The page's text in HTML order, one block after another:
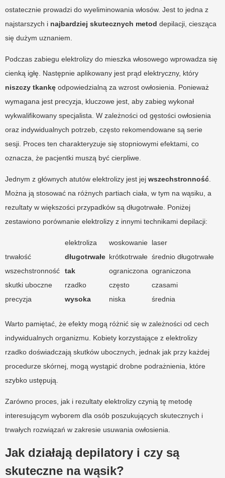
ostatecznie prowadzi do wyeliminowania włosów. Jest to jedna z
najstarszych i najbardziej skutecznych metod depilacji, ciesząca
się dużym uznaniem.
Podczas zabiegu elektrolizy do mieszka włosowego wprowadza się
cienką igłę. Następnie aplikowany jest prąd elektryczny, który
niszczy tkankę odpowiedzialną za wzrost owłosienia. Ponieważ
wymagana jest precyzja, kluczowe jest, aby zabieg wykonał
wykwalifikowany specjalista. W zależności od gęstości owłosienia
oraz indywidualnych potrzeb, często rekomendowane są serie
sesji. Proces ten charakteryzuje się stopniowymi efektami, co
oznacza, że pacjentki muszą być cierpliwe.
Jednym z głównych atutów elektrolizy jest jej wszechstronność
Można ją stosować na różnych partiach ciała, w tym na wąsiku, a
rezultaty w większości przypadków są długotrwałe. Poniżej
zestawiono porównanie elektrolizy z innymi technikami depilacji:
elektroliza woskowanie laser
trwałość
długotrwałe krótkotrwałe średnio długotrwałe
wszechstronność
tak ograniczona ograniczona
skutki uboczne
rzadko często
czasami
precyzja
wysoka niska średnia
Warto pamiętać, że efekty mogą różnić się w zależności od cech
indywidualnych organizmu. Kobiety korzystające z elektrolizy
rzadko doświadczają skutków ubocznych, jednak jak przy każdej
procedurze skórnej, mogą wystąpić drobne podrażnienia, które
szybko ustępują.
Zarówno proces, jak i rezultaty elektrolizy czynią tę metodę
interesującym wyborem dla osób poszukujących skutecznych i
trwałych rozwiązań w zakresie usuwania owłosienia.
Jak działają depilatory i czy są
skuteczne na wąsik?